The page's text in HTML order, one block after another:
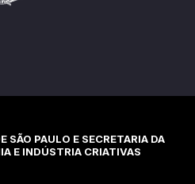
SÃO PAULO E SECRETARIA DA
E INDÚSTRIA CRIATIVAS